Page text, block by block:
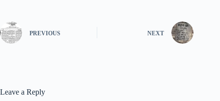
PREVIOUS NEXT
Leave a Reply